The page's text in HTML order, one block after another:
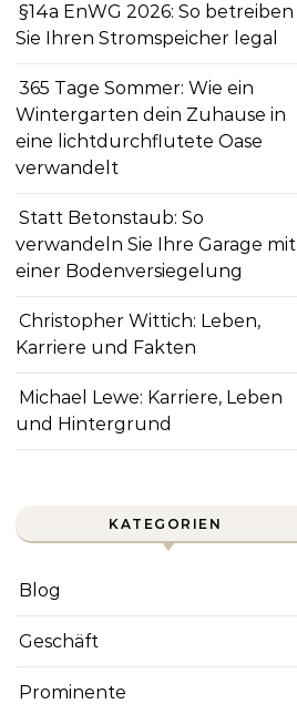
§14a EnWG 2026: So betreiben
Sie Ihren Stromspeicher legal
365 Tage Sommer: Wie ein
Wintergarten dein Zuhause in
eine lichtdurchflutete Oase
verwandelt
Statt Betonstaub: So
verwandeln Sie Ihre Garage mit
einer Bodenversiegelung
Christopher Wittich: Leben,
Karriere und Fakten
Michael Lewe: Karriere, Leben
und Hintergrund
KATEGORIEN
Blog
Geschäft
Prominente